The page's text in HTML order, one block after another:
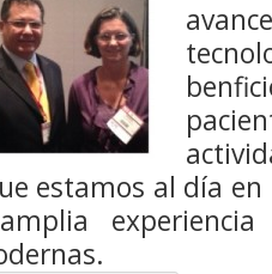
estamos al día en